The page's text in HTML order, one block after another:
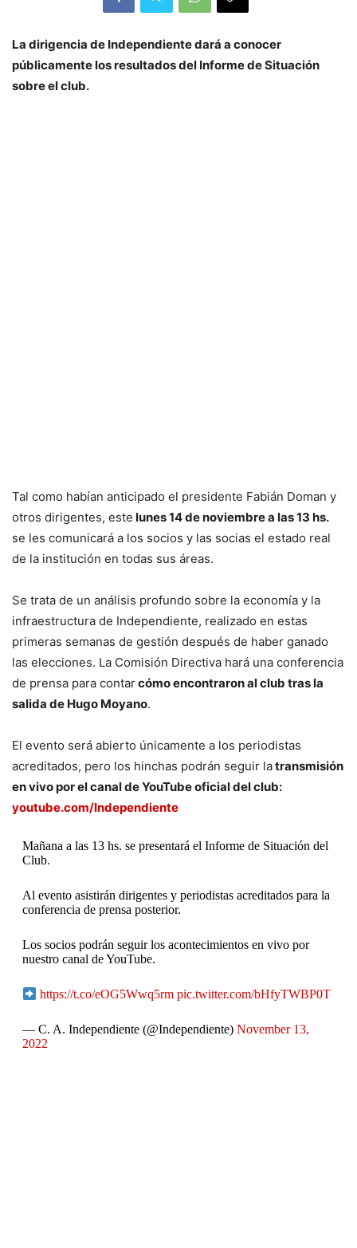
La dirigencia de Independiente dará a conocer
públicamente los resultados del Informe de Situación
sobre el club.
Tal como habían anticipado el presidente Fabián Doman y
otros dirigentes, este lunes 14 de noviembre a las 13 hs.
se les comunicará a los socios y las socias el estado real
de la institución en todas sus áreas.
Se trata de un análisis profundo sobre la economía y la
infraestructura de Independiente, realizado en estas
primeras semanas de gestión después de haber ganado
las elecciones. La Comisión Directiva hará una conferencia
de prensa para contarcómo encontraron al club tras la
salida de Hugo Moyano.
El evento será abierto únicamente a los periodistas
acreditados, pero los hinchas podrán seguir latransmisión
en vivo por el canal de YouTube oficial del club:
youtube.com/Independiente
Mañana a las 13 hs. se presentará el Informe de Situación del
Club.
Al evento asistirán dirigentes y periodistas acreditados para la
conferencia de prensa posterior.
Los socios podrán seguir los acontecimientos en vivo por
nuestro canal de YouTube.
https://t.co/eOG5Wwq5rm pic.twitter.com/bHfyTWBP0T
— C. A. Independiente (@Independiente) November 13,
2022